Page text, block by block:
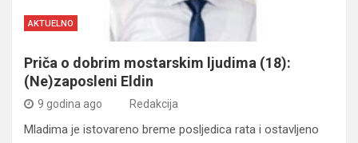
AKTUELNO
Priča o dobrim mostarskim ljudima (18):
(Ne)zaposleni Eldin
9 godina ago Redakcija
Mladima je istovareno breme posljedica rata i ostavljeno